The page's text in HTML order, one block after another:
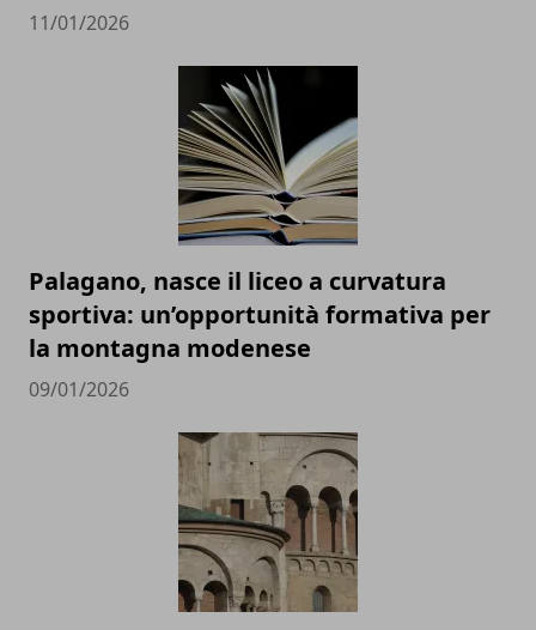
11/01/2026
Palagano, nasce il liceo a curvatura
sportiva: un’opportunità formativa per
la montagna modenese
09/01/2026